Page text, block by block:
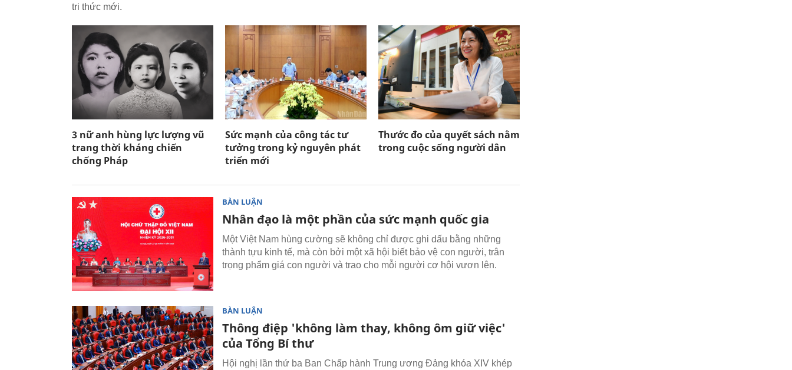
tri thức mới.
3 nữ anh hùng lực lượng vũ
trang thời kháng chiến
chống Pháp
Sức mạnh của công tác tư
tưởng trong kỷ nguyên phát
triển mới
Thước đo của quyết sách nằm
trong cuộc sống người dân
BÀN LUẬN
Nhân đạo là một phần của sức mạnh quốc gia
Một Việt Nam hùng cường sẽ không chỉ được ghi dấu bằng những
thành tựu kinh tế, mà còn bởi một xã hội biết bảo vệ con người, trân
trọng phẩm giá con người và trao cho mỗi người cơ hội vươn lên.
BÀN LUẬN
Thông điệp 'không làm thay, không ôm giữ việc'
của Tổng Bí thư
Hội nghị lần thứ ba Ban Chấp hành Trung ương Đảng khóa XIV khép